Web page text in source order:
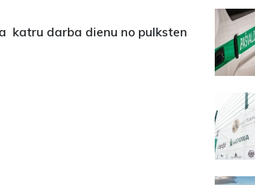
katru darba dienu no pulksten